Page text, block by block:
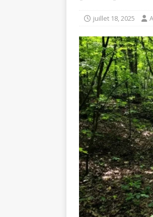
juillet 18, 2025